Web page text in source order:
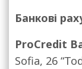
Банкові
ProCredit
Sofia, 26